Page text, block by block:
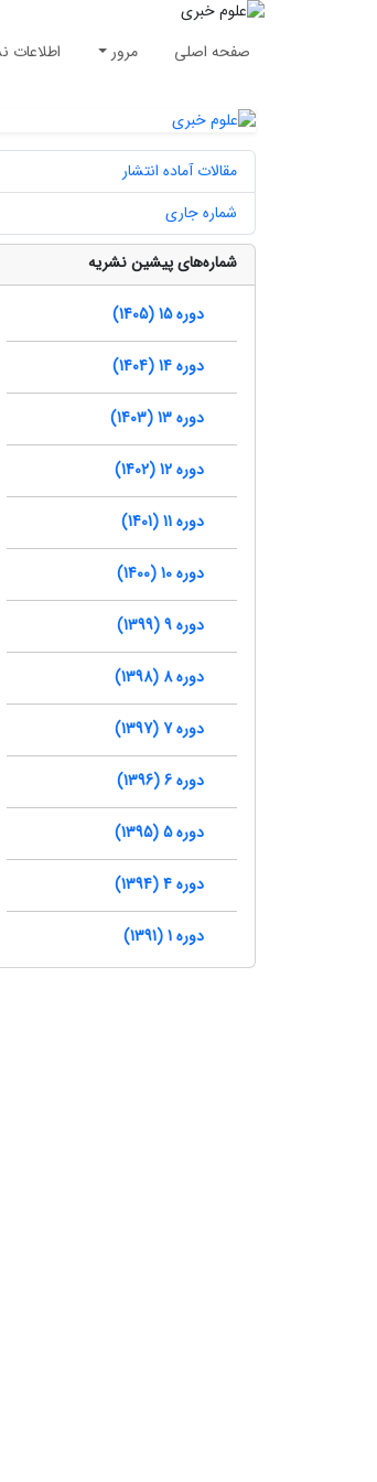
صفحه اصلی مرور اطلاعات
مقالات آماده انتشار
شماره جاری
شماره‌های پیشین نشریه
دوره 15 (1405)
دوره 14 (1404)
دوره 13 (1403)
دوره 12 (1402)
دوره 11 (1401)
دوره 10 (1400)
دوره 9 (1399)
دوره 8 (1398)
دوره 7 (1397)
دوره 6 (1396)
دوره 5 (1395)
دوره 4 (1394)
دوره 1 (1391)